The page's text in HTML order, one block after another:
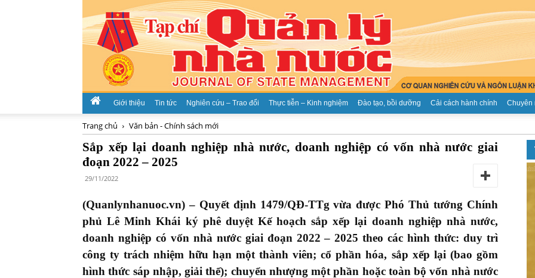
chí
Giới thiệu Tin tức Nghiên cứu – Trao đổi Thực tiễn – Kinh nghiệm Đào tạo, bồi dưỡng Cải cách hành chính Chuyên
Trang chủ Văn bản - Chính sách mới
Sắp xếp lại doanh nghiệp nhà nước, doanh nghiệp có vốn nhà nước giai
đoạn 2022 – 2025
29/11/2022
(Quanlynhanuoc.vn) – Quyết định 1479/QĐ-TTg vừa được Phó Thủ tướng Chính
phủ Lê Minh Khái ký phê duyệt Kế hoạch sắp xếp lại doanh nghiệp nhà nước,
doanh nghiệp có vốn nhà nước giai đoạn 2022 – 2025 theo các hình thức: duy trì
công ty trách nhiệm hữu hạn một thành viên; cổ phần hóa, sắp xếp lại (bao gồm
hình thức sáp nhập, giải thể); chuyển nhượng một phần hoặc toàn bộ vốn nhà nước